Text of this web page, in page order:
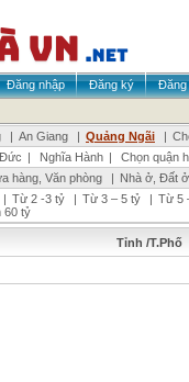
Đăng nhập Đăng ký
Đăng
| An Giang | Quảng Ngãi |
| Nghĩa Hành |
Chọn quận
hàng, Văn phòng | Nhà ở, Đất ở
| Từ 2 -3 tỷ | Từ 3 – 5 tỷ | Từ 5
60 tỷ
Tỉnh /T.Phố